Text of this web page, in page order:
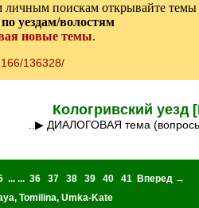
поискам открывайте
по уездам/волостям
новые темы.
136328/
Кологривский уезд
..▶ ДИАЛОГОВАЯ тема
... ... 36 37 38 39 40 41
Вперед →
, Tomilina, Umka-Kate